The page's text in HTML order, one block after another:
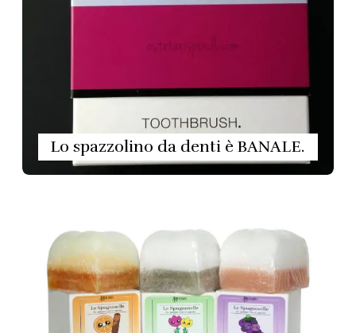
Lo spazzolino da denti è BANALE.